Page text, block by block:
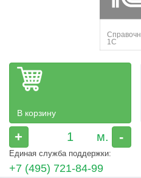
В корзину
+ -
Единая служба поддержки:
+7 (495) 721-84-99